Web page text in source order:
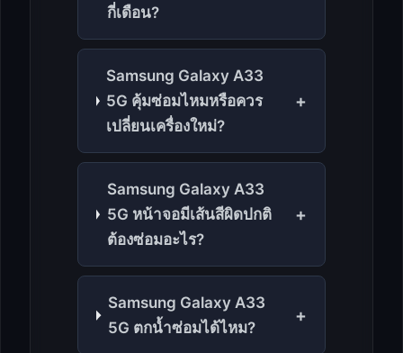
กี่เดือน?
Samsung Galaxy A33
5G คุ้มซ่อมไหมหรือควร
เปลี่ยนเครื่องใหม่?
+
Samsung Galaxy A33
5G หน้าจอมีเส้นสีผิดปกติ
ต้องซ่อมอะไร?
+
Samsung Galaxy A33
5G ตกน้ำซ่อมได้ไหม?
+